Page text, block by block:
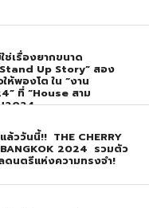
ช่เรื่องยากขนาด
Up Story” สอง
ห้พองโต ใน “งาน
ที่ “House สาม
ววันนี้!! THE CHERRY
BANGKOK 2024 รวมตัว
ดนตรีแห่งความทรงจำ!